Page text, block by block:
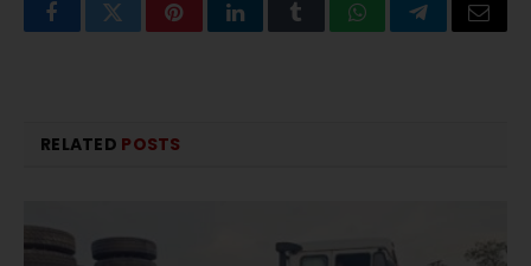
FacebookTwitterPinterestLinkedInTumblrWhatsAppTelegramEmail
RELATED POSTS